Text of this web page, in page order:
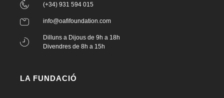
(+34) 931 594 015
info@oafifoundation.com
Dilluns a Dijous de 9h a 18h
Divendres de 8h a 15h
LA FUNDACIÓ